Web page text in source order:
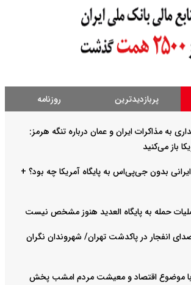
پربازدیدترین روزنامه
به مذاکرات ایران و عمان درباره تنگه هرمز:
باز می‌کنید
بدون جی‌پی‌اس به پایگاه آمریکا چه بود؟ +
حمله به پایگاه العدید هنوز مشخص نیست
انفجار در پاکدشت تهران/ شهروندان نگران
با موضوع اقتصاد و معیشت مردم امشب پخش